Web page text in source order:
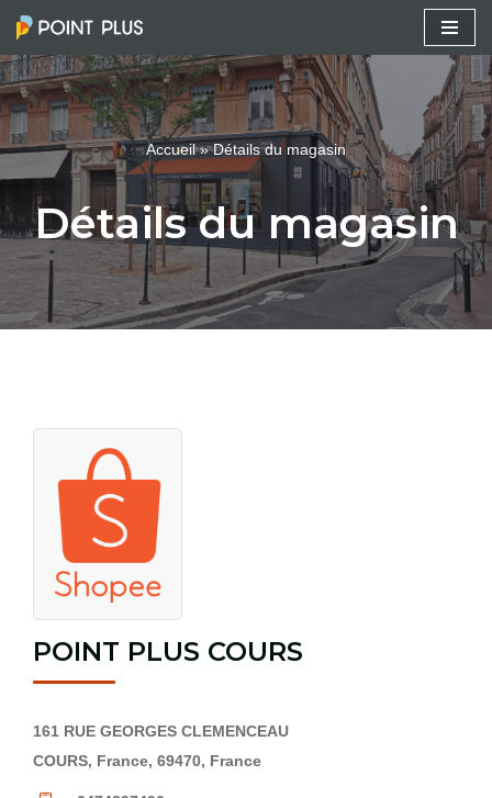
Aller
au
contenu
Accueil»Détails du magasin
Détails du magasin
POINT PLUS COURS
161 RUE GEORGES CLEMENCEAU
COURS, France, 69470, France